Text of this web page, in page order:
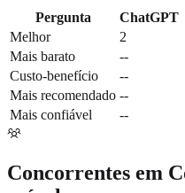
Pergunta
ChatGPT
Melhor
2
Mais barato
--
Custo-benefício
--
Mais recomendado --
Mais confiável
--
Concorrentes em